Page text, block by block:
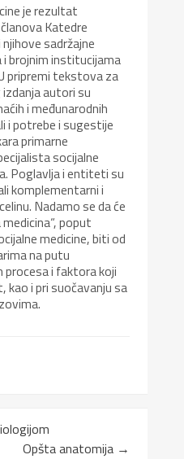
je rezultat
Katedre
sadržajne
brojnim institucijama
pripremi tekstova za
autori su
i međunarodnih
i potrebe i sugestije
primarne
socijalne
Poglavlja i entiteti su
komplementarni i
Nadamo se da će
poput
medicine, biti od
na putu
procesa i faktora koji
kao i pri suočavanju sa
Opšta anatomija →